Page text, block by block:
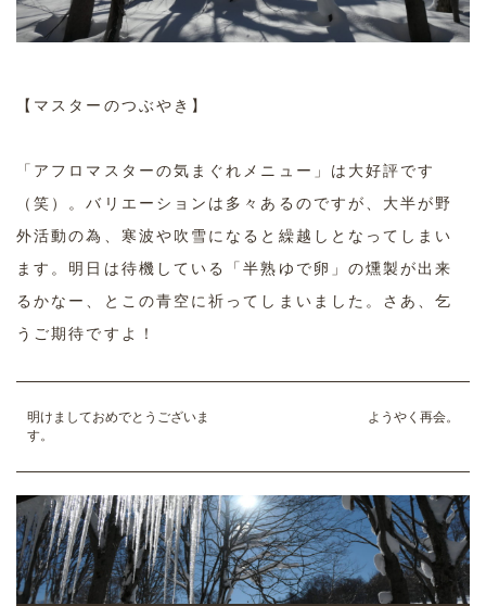
【マスターのつぶやき】
「アフロマスターの気まぐれメニュー」は大好評です
（笑）。バリエーションは多々あるのですが、大半が野
外活動の為、寒波や吹雪になると繰越しとなってしまい
ます。明日は待機している「半熟ゆで卵」の燻製が出来
るかなー、とこの青空に祈ってしまいました。さあ、乞
うご期待ですよ！
明けましておめでとうございま
す。
ようやく再会。